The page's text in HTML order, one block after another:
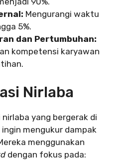
Mengurangi waktu
5%.
dan Pertumbuhan:
kompetensi karyawan
Nirlaba
yang bergerak di
mengukur dampak
menggunakan
dengan fokus pada: